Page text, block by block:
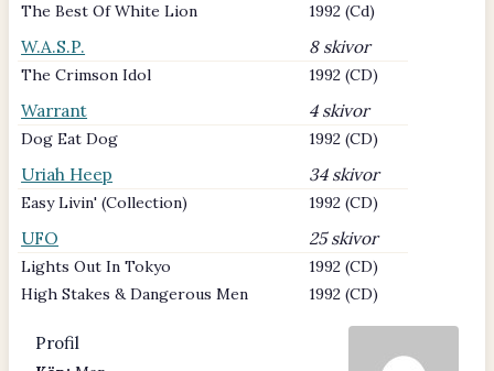
The Best Of White Lion 1992 (Cd)
W.A.S.P. 8 skivor
The Crimson Idol 1992 (CD)
Warrant 4 skivor
Dog Eat Dog 1992 (CD)
Uriah Heep 34 skivor
Easy Livin' (Collection) 1992 (CD)
UFO 25 skivor
Lights Out In Tokyo
1992 (CD)
High Stakes & Dangerous Men
1992 (CD)
Profil